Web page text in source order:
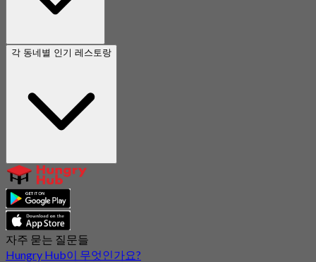
각 동네별 인기 레스토랑
자주 묻는 질문들
Hungry Hub이 무엇인가요?